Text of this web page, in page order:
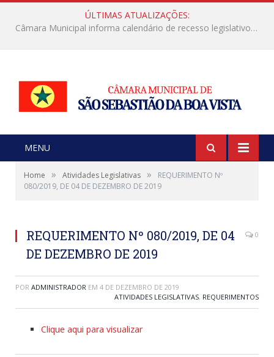
ÚLTIMAS ATUALIZAÇÕES:
Ofício de Convocação Nº 011/2026: Convocação para Reunião Extraordinária no dia 16/01/2026
MENU
Home » Atividades Legislativas »
REQUERIMENTO Nº
080/2019, DE 04 DE DEZEMBRO DE 2019
REQUERIMENTO Nº 080/2019, DE 04
DE DEZEMBRO DE 2019
0
POR ADMINISTRADOR EM 4 DE DEZEMBRO DE 2019
ATIVIDADES LEGISLATIVAS, REQUERIMENTOS
Clique aqui para visualizar